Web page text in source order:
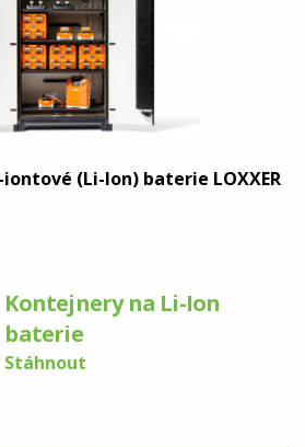
(Li-Ion) baterie LOXXER
Kontejnery na Li-Ion
baterie
Stáhnout